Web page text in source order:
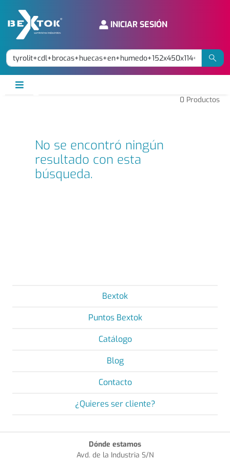
INICIAR SESIÓN
0 Productos
No se encontró ningún
resultado con esta
búsqueda.
Bextok
Puntos Bextok
Catálogo
Blog
Contacto
¿Quieres ser cliente?
Dónde estamos
Avd. de la Industria S/N